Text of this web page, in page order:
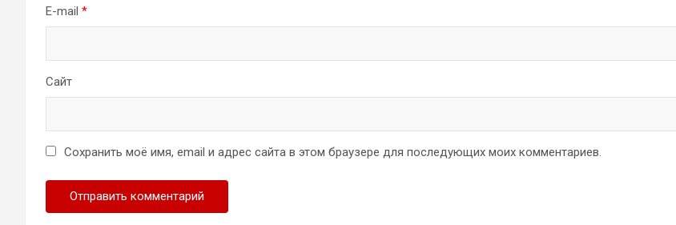
E-mail *
Сайт
Сохранить моё имя, email и адрес сайта в этом браузере для последующих моих комментариев.